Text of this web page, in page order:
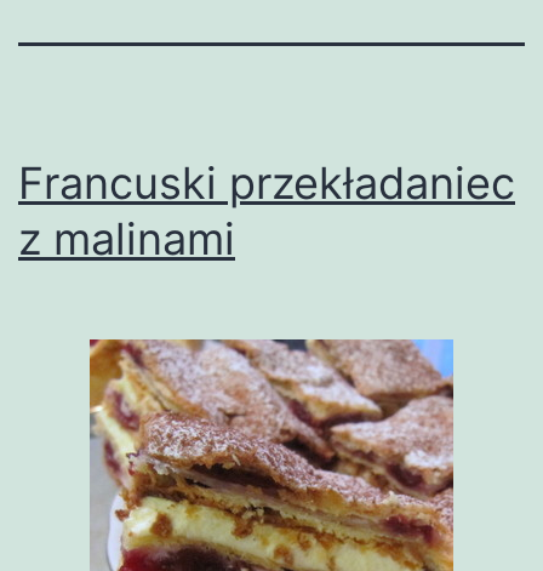
Francuski przekładaniec
z malinami